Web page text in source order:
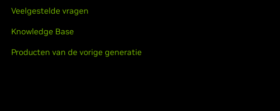
Veelgestelde vragen
Knowledge Base
Producten van de vorige generatie